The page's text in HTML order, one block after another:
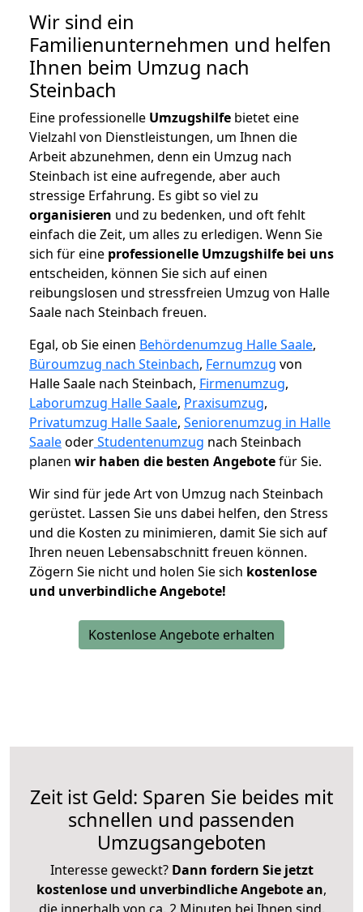
Wir sind ein
Familienunternehmen und helfen
Ihnen beim Umzug nach
Steinbach
Eine professionelle Umzugshilfe bietet eine
Vielzahl von Dienstleistungen, um Ihnen die
Arbeit abzunehmen, denn ein Umzug nach
Steinbach ist eine aufregende, aber auch
stressige Erfahrung. Es gibt so viel zu
organisieren und zu bedenken, und oft fehlt
einfach die Zeit, um alles zu erledigen. Wenn Sie
sich für eine professionelle Umzugshilfe bei uns
entscheiden, können Sie sich auf einen
reibungslosen und stressfreien Umzug von Halle
Saale nach Steinbach freuen.
Egal, ob Sie einen Behördenumzug Halle Saale,
Büroumzug nach Steinbach, Fernumzug von
Halle Saale nach Steinbach, Firmenumzug,
Laborumzug Halle Saale, Praxisumzug,
Privatumzug Halle Saale, Seniorenumzug in Halle
SaaleoderStudentenumzug nach Steinbach
planen wir haben die besten Angebotefür Sie.
Wir sind für jede Art von Umzug nach Steinbach
gerüstet. Lassen Sie uns dabei helfen, den Stress
und die Kosten zu minimieren, damit Sie sich auf
Ihren neuen Lebensabschnitt freuen können.
Zögern Sie nicht und holen Sie sich kostenlose
und unverbindliche Angebote!
Kostenlose Angebote erhalten
Zeit ist Geld: Sparen Sie beides mit
schnellen und passenden
Umzugsangeboten
Interesse geweckt? Dann fordern Sie jetzt
kostenlose und unverbindliche Angebote an,